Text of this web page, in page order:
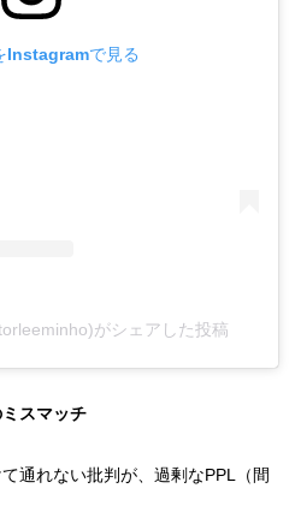
Instagramで見る
がシェアした投稿
スマッチ
通れない批判が、過剰なPPL（間